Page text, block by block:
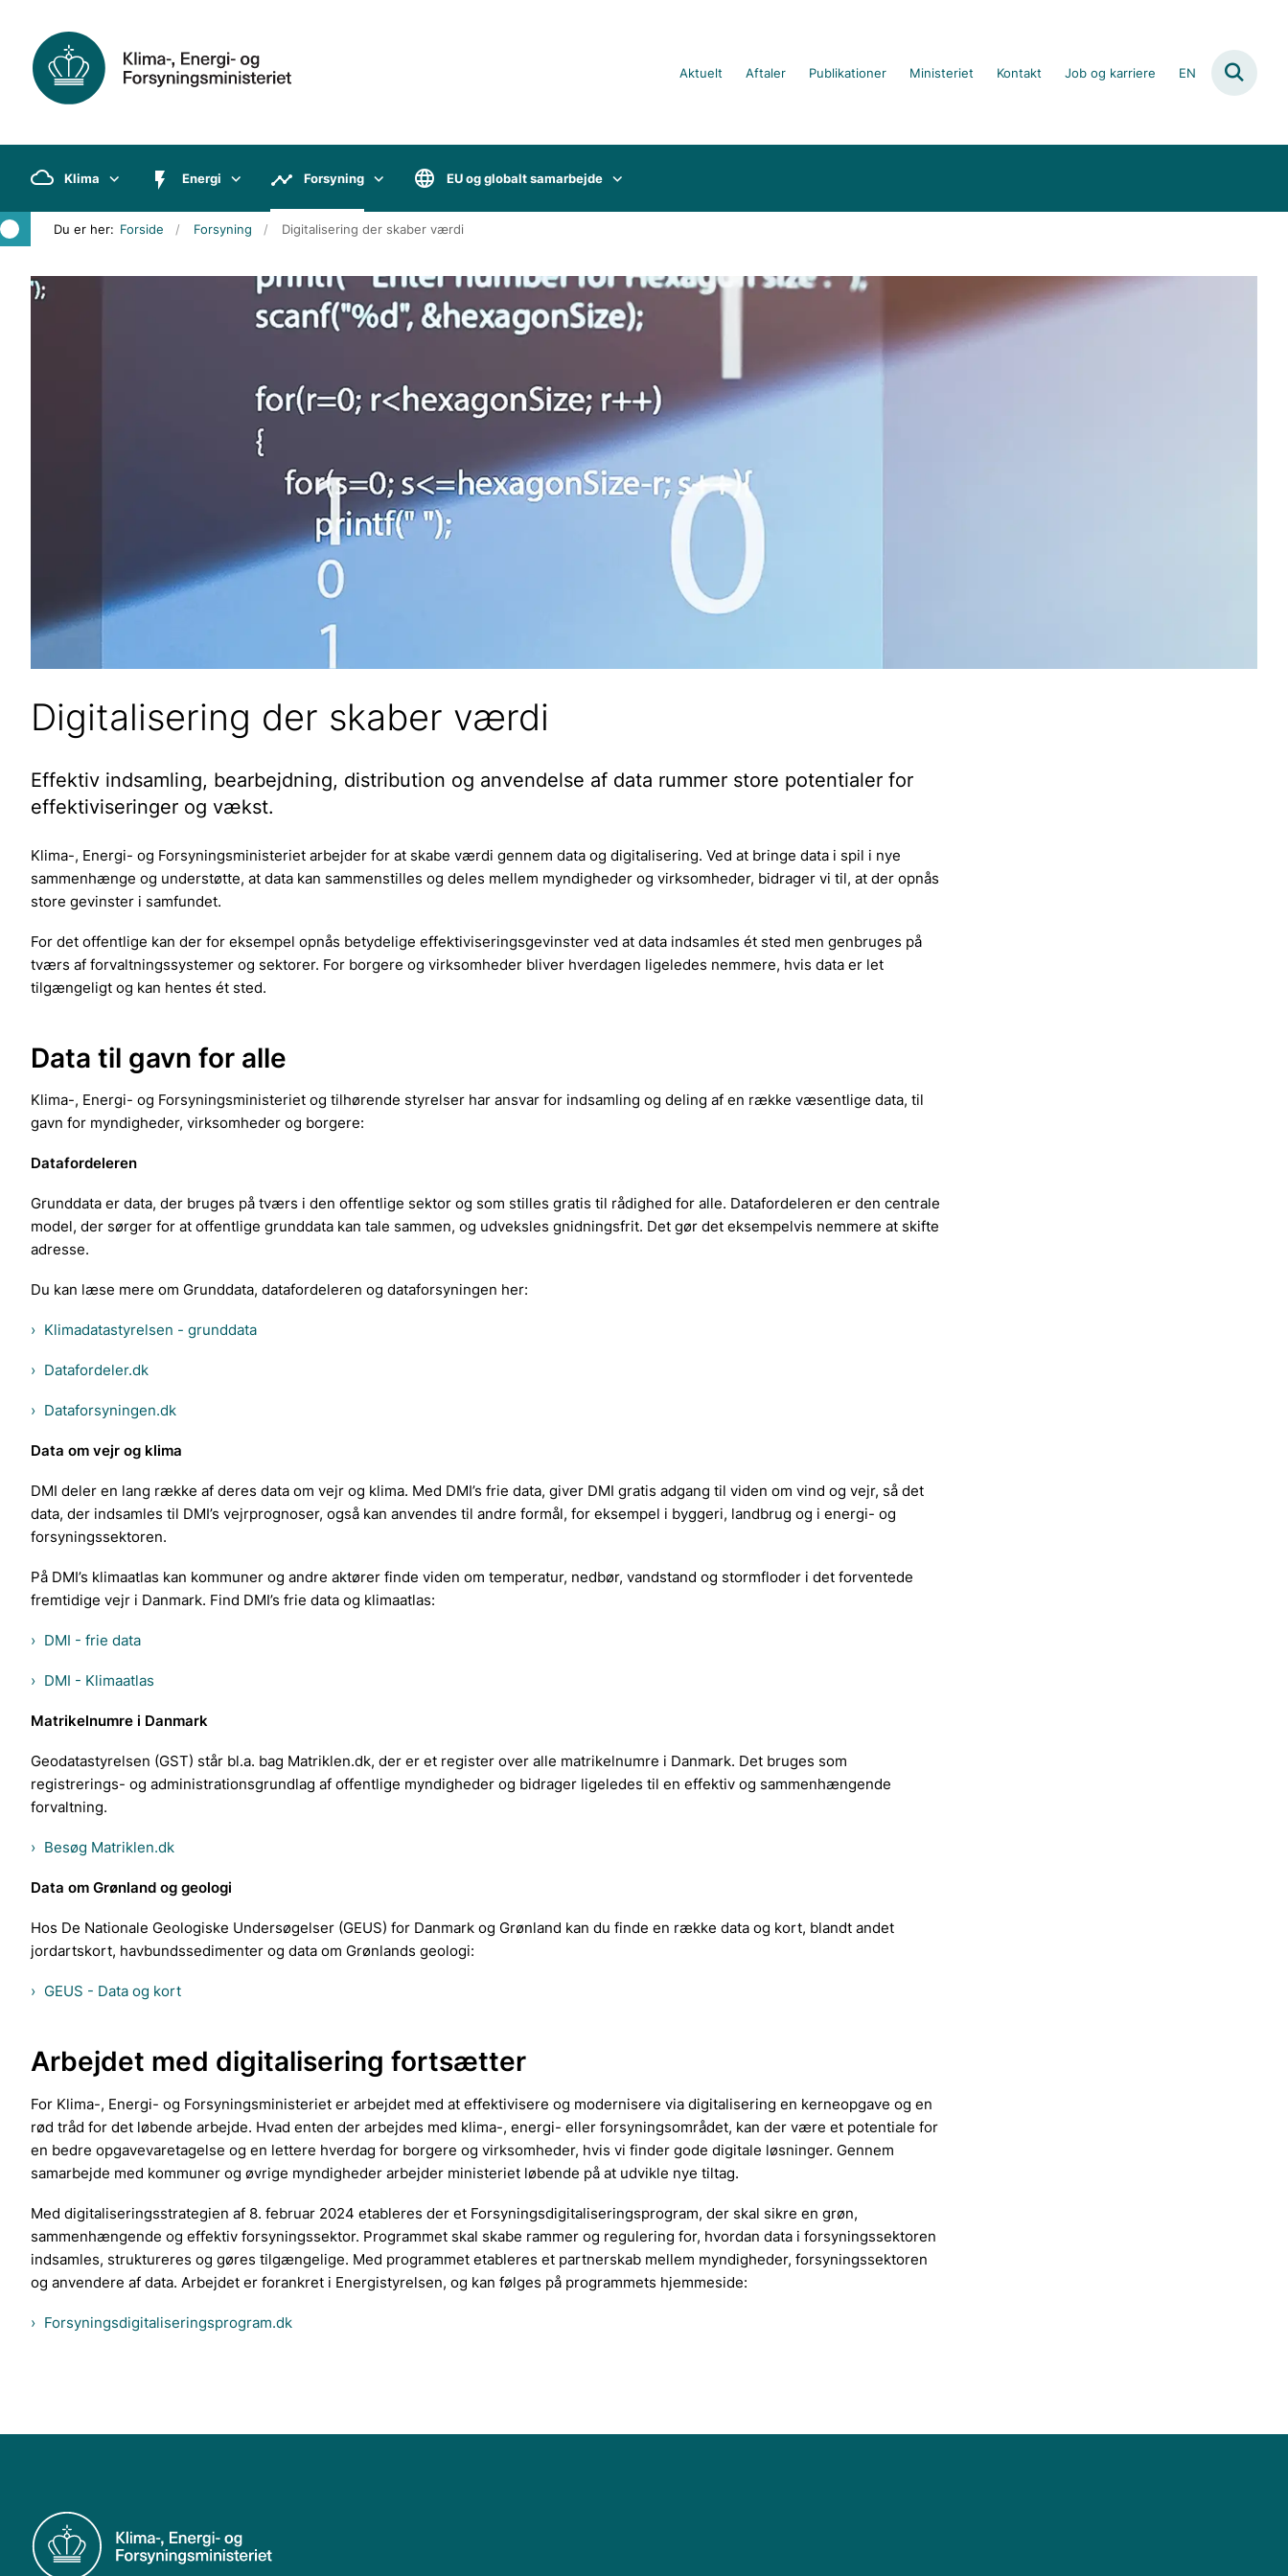
Aktuelt Aftaler Publikationer Ministeriet Kontakt Job og karriere EN
Klima Energi Forsyning EU og globalt samarbejde
Du er her: Forside Forsyning Digitalisering der skaber værdi
Digitalisering der skaber værdi
Effektiv indsamling, bearbejdning, distribution og anvendelse af data rummer store potentialer for
effektiviseringer og vækst.
Klima-, Energi- og Forsyningsministeriet arbejder for at skabe værdi gennem data og digitalisering. Ved at bringe data i spil i nye
sammenhænge og understøtte, at data kan sammenstilles og deles mellem myndigheder og virksomheder, bidrager vi til, at der opnås
store gevinster i samfundet.
For det offentlige kan der for eksempel opnås betydelige effektiviseringsgevinster ved at data indsamles ét sted men genbruges på
tværs af forvaltningssystemer og sektorer. For borgere og virksomheder bliver hverdagen ligeledes nemmere, hvis data er let
tilgængeligt og kan hentes ét sted.
Data til gavn for alle
Klima-, Energi- og Forsyningsministeriet og tilhørende styrelser har ansvar for indsamling og deling af en række væsentlige data, til
gavn for myndigheder, virksomheder og borgere:
Datafordeleren
Grunddata er data, der bruges på tværs i den offentlige sektor og som stilles gratis til rådighed for alle. Datafordeleren er den centrale
model, der sørger for at offentlige grunddata kan tale sammen, og udveksles gnidningsfrit. Det gør det eksempelvis nemmere at skifte
adresse.
Du kan læse mere om Grunddata, datafordeleren og dataforsyningen her:
Klimadatastyrelsen - grunddata
Datafordeler.dk
Dataforsyningen.dk
Data om vejr og klima
DMI deler en lang række af deres data om vejr og klima. Med DMI’s frie data, giver DMI gratis adgang til viden om vind og vejr, så det
data, der indsamles til DMI’s vejrprognoser, også kan anvendes til andre formål, for eksempel i byggeri, landbrug og i energi- og
forsyningssektoren.
På DMI’s klimaatlas kan kommuner og andre aktører finde viden om temperatur, nedbør, vandstand og stormfloder i det forventede
fremtidige vejr i Danmark. Find DMI’s frie data og klimaatlas:
DMI - frie data
DMI - Klimaatlas
Matrikelnumre i Danmark
Geodatastyrelsen (GST) står bl.a. bag Matriklen.dk, der er et register over alle matrikelnumre i Danmark. Det bruges som
registrerings- og administrationsgrundlag af offentlige myndigheder og bidrager ligeledes til en effektiv og sammenhængende
forvaltning.
Besøg Matriklen.dk
Data om Grønland og geologi
Hos De Nationale Geologiske Undersøgelser (GEUS) for Danmark og Grønland kan du finde en række data og kort, blandt andet
jordartskort, havbundssedimenter og data om Grønlands geologi:
GEUS - Data og kort
Arbejdet med digitalisering fortsætter
For Klima-, Energi- og Forsyningsministeriet er arbejdet med at effektivisere og modernisere via digitalisering en kerneopgave og en
rød tråd for det løbende arbejde. Hvad enten der arbejdes med klima-, energi- eller forsyningsområdet, kan der være et potentiale for
en bedre opgavevaretagelse og en lettere hverdag for borgere og virksomheder, hvis vi finder gode digitale løsninger. Gennem
samarbejde med kommuner og øvrige myndigheder arbejder ministeriet løbende på at udvikle nye tiltag.
Med digitaliseringsstrategien af 8. februar 2024 etableres der et Forsyningsdigitaliseringsprogram, der skal sikre en grøn,
sammenhængende og effektiv forsyningssektor. Programmet skal skabe rammer og regulering for, hvordan data i forsyningssektoren
indsamles, struktureres og gøres tilgængelige. Med programmet etableres et partnerskab mellem myndigheder, forsyningssektoren
og anvendere af data. Arbejdet er forankret i Energistyrelsen, og kan følges på programmets hjemmeside:
Forsyningsdigitaliseringsprogram.dk